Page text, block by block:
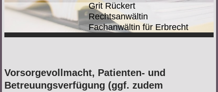
Grit Rückert
Rechtsanwältin
Fachanwältin für Erbrecht
Vorsorgevollmacht, Patienten- und
Betreuungsverfügung (ggf. zudem